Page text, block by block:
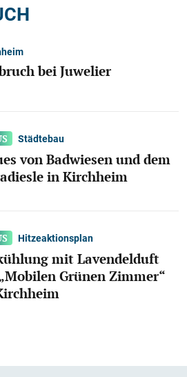
bei Juwelier
Städtebau
von Badwiesen und dem
in Kirchheim
Hitzeaktionsplan
mit Lavendelduft
Grünen Zimmer“